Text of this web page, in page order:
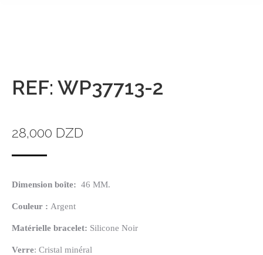
REF: WP37713-2
28,000 DZD
Dimension boîte: 46 MM.
Couleur : Argent
Matérielle bracelet: Silicone Noir
Verre: Cristal minéral